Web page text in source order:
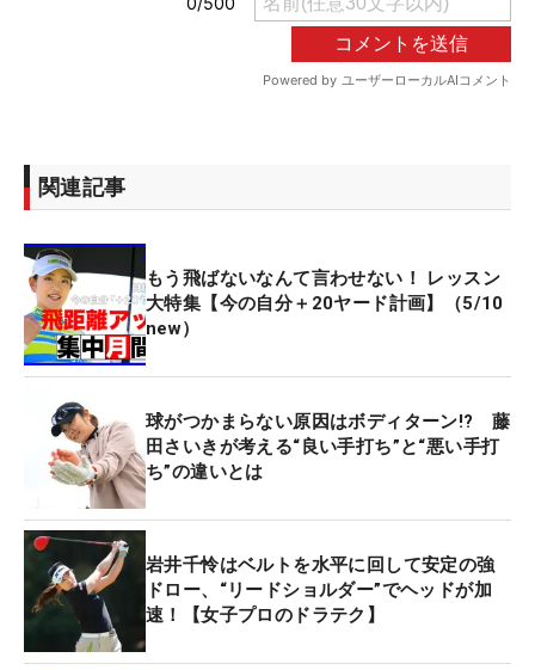
関連記事
もう飛ばないなんて言わせない！ レッスン
大特集【今の自分＋20ヤード計画】（5/10
new）
球がつかまらない原因はボディターン!? 藤
田さいきが考える“良い手打ち”と“悪い手打
ち”の違いとは
岩井千怜はベルトを水平に回して安定の強
ドロー、“リードショルダー”でヘッドが加
速！【女子プロのドラテク】